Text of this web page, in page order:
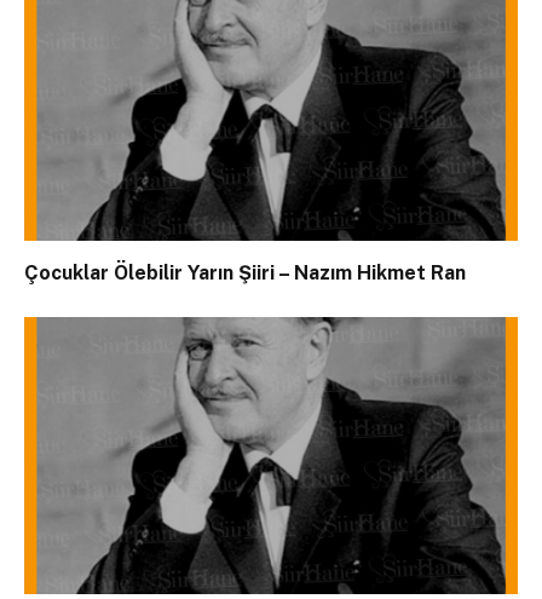
Çocuklar Ölebilir Yarın Şiiri – Nazım Hikmet Ran